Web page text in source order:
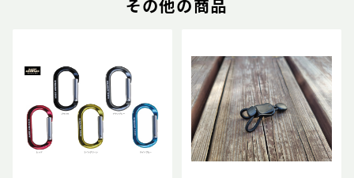
その他の商品